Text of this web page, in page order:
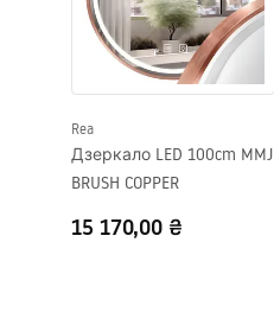
Покриття
Гарантія
Rea
Дзеркало LED 100cm MMJ
BRUSH COPPER
15 170,00 ₴